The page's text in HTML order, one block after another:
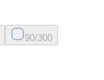
90/300